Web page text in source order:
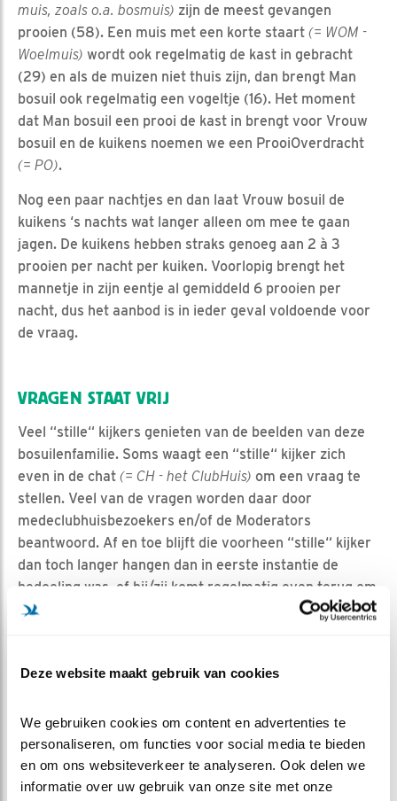
Deze website maakt gebruik van cookies
We gebruiken cookies om content en advertenties te
personaliseren, om functies voor social media te bieden
en om ons websiteverkeer te analyseren. Ook delen we
informatie over uw gebruik van onze site met onze
muis, zoals o.a. bosmuis) zijn de meest gevangen
prooien (58). Een muis met een korte staart (= WOM -
Woelmuis) wordt ook regelmatig de kast in gebracht
(29) en als de muizen niet thuis zijn, dan brengt Man
bosuil ook regelmatig een vogeltje (16). Het moment
dat Man bosuil een prooi de kast in brengt voor Vrouw
bosuil en de kuikens noemen we een ProoiOverdracht
(= PO).
Nog een paar nachtjes en dan laat Vrouw bosuil de
kuikens ‘s nachts wat langer alleen om mee te gaan
jagen. De kuikens hebben straks genoeg aan 2 à 3
prooien per nacht per kuiken. Voorlopig brengt het
mannetje in zijn eentje al gemiddeld 6 prooien per
nacht, dus het aanbod is in ieder geval voldoende voor
de vraag.
VRAGEN STAAT VRIJ
Veel “stille“ kijkers genieten van de beelden van deze
bosuilenfamilie. Soms waagt een “stille“ kijker zich
even in de chat (= CH - het ClubHuis) om een vraag te
stellen. Veel van de vragen worden daar door
medeclubhuisbezoekers en/of de Moderators
beantwoord. Af en toe blijft die voorheen “stille“ kijker
dan toch langer hangen dan in eerste instantie de
bedoeling was, of hij/zij komt regelmatig even terug om
mee te kletsen over een prooi, over een mooie
over deze familie bosuil. Voor antwoorden op
Veelgestelde vragenklik hier .
Laatst kwam een vraag binnen van twee enthousiaste